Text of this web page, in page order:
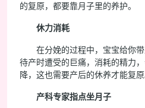
的复原，都要靠月子里的养护。
休力消耗
在分娩的过程中，宝宝给你
待产时遭受的巨痛，消耗的精力
降，这也需要产后的休养才能复原
产科专家指点坐月子